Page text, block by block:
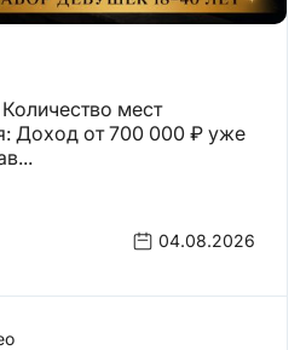
Став...
04.08.2026